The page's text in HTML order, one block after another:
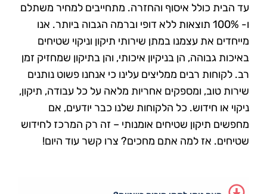
עד הבית כולל איסוף והחזרה. מתחייבים למחיר משתלם
ו- 100% תוצאות ללא דופי וברמה הגבוה ביותר. אנו
מייחדים את עצמנו במתן שירותי תיקון וניקוי שטיחים
באיכות גבוהה, הן בניקיון איכותי, והן בתיקון שמחזיק זמן
רב. לקוחות רבים ממליצים עלינו כי אנחנו פשוט נותנים
שירות טוב, ומספקים אחריות מלאה על כל עבודה, תיקון,
ניקוי או חידוש. כל הלקוחות שלנו כבר יודעים, אם
מחפשים תיקון שטיחים אומנותי – זה רק המרכז לחידוש
שטיחים. אז למה אתם מחכים? צרו קשר עוד היום!